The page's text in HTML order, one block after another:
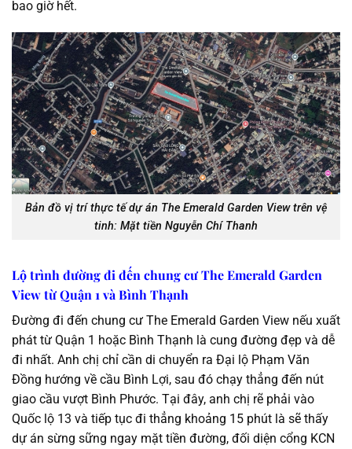
bao giờ hết.
Bản đồ vị trí thực tế dự án The Emerald Garden View trên vệ
tinh: Mặt tiền Nguyễn Chí Thanh
Lộ trình đường đi đến chung cư The Emerald Garden
View từ Quận 1 và Bình Thạnh
Đường đi đến chung cư The Emerald Garden View nếu xuất
phát từ Quận 1 hoặc Bình Thạnh là cung đường đẹp và dễ
đi nhất. Anh chị chỉ cần di chuyển ra Đại lộ Phạm Văn
Đồng hướng về cầu Bình Lợi, sau đó chạy thẳng đến nút
giao cầu vượt Bình Phước. Tại đây, anh chị rẽ phải vào
Quốc lộ 13 và tiếp tục đi thẳng khoảng 15 phút là sẽ thấy
dự án sừng sững ngay mặt tiền đường, đối diện cổng KCN